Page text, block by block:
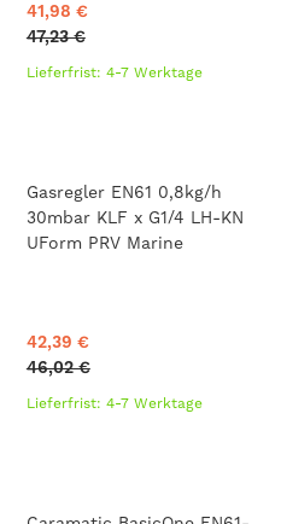
41,98 €
47,23 €
Lieferfrist: 4-7 Werktage
Gasregler EN61 0,8kg/h
30mbar KLF x G1/4 LH-KN
UForm PRV Marine
42,39 €
46,02 €
Lieferfrist: 4-7 Werktage